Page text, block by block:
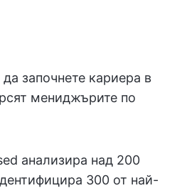
започнете кариера в
мениджърите по
анализира над 200
300 от най-